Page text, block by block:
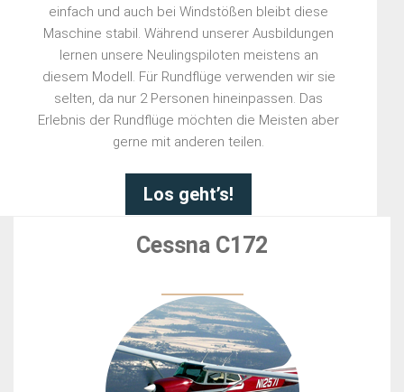
einfach und auch bei Windstößen bleibt diese
Maschine stabil. Während unserer Ausbildungen
lernen unsere Neulingspiloten meistens an
diesem Modell. Für Rundflüge verwenden wir sie
selten, da nur 2 Personen hineinpassen. Das
Erlebnis der Rundflüge möchten die Meisten aber
gerne mit anderen teilen.
Los geht’s!
Cessna C172